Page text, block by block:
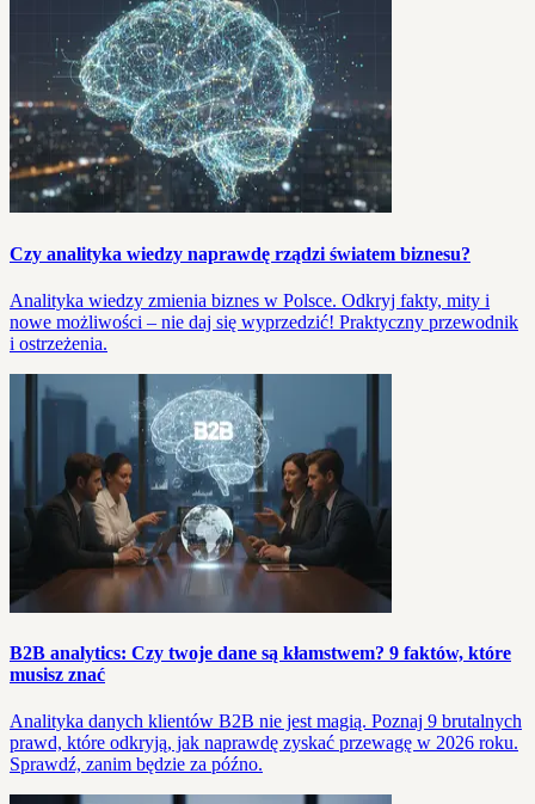
Czy analityka wiedzy naprawdę rządzi światem biznesu?
Analityka wiedzy zmienia biznes w Polsce. Odkryj fakty, mity i
nowe możliwości – nie daj się wyprzedzić! Praktyczny przewodnik
i ostrzeżenia.
B2B analytics: Czy twoje dane są kłamstwem? 9 faktów, które
musisz znać
Analityka danych klientów B2B nie jest magią. Poznaj 9 brutalnych
prawd, które odkryją, jak naprawdę zyskać przewagę w 2026 roku.
Sprawdź, zanim będzie za późno.